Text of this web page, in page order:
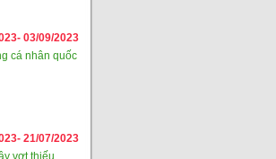
03/09/2023
cá nhân quốc
21/07/2023
vợt thiếu